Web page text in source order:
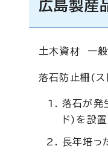
広島製産
土木資材 一
落石防止柵(ス
落石が発
ド)を設置
長年培っ